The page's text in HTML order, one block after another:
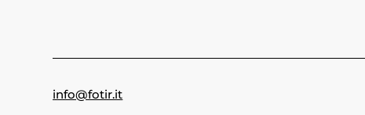
info@fotir.it